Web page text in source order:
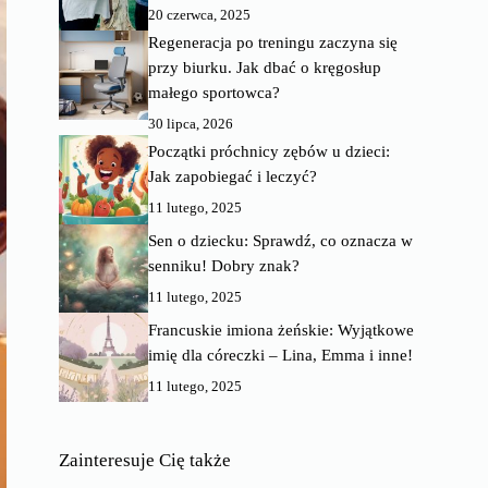
20 czerwca, 2025
Regeneracja po treningu zaczyna się
przy biurku. Jak dbać o kręgosłup
małego sportowca?
30 lipca, 2026
Początki próchnicy zębów u dzieci:
Jak zapobiegać i leczyć?
11 lutego, 2025
Sen o dziecku: Sprawdź, co oznacza w
senniku! Dobry znak?
11 lutego, 2025
Francuskie imiona żeńskie: Wyjątkowe
imię dla córeczki – Lina, Emma i inne!
11 lutego, 2025
Zainteresuje Cię także